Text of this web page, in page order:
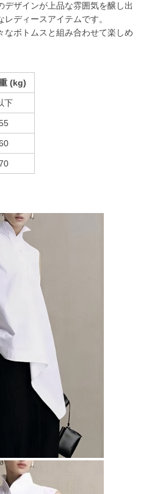
デザインが上品な雰囲気を醸し出
ディースアイテムです。
なボトムスと組み合わせて楽しめ
(kg)
下